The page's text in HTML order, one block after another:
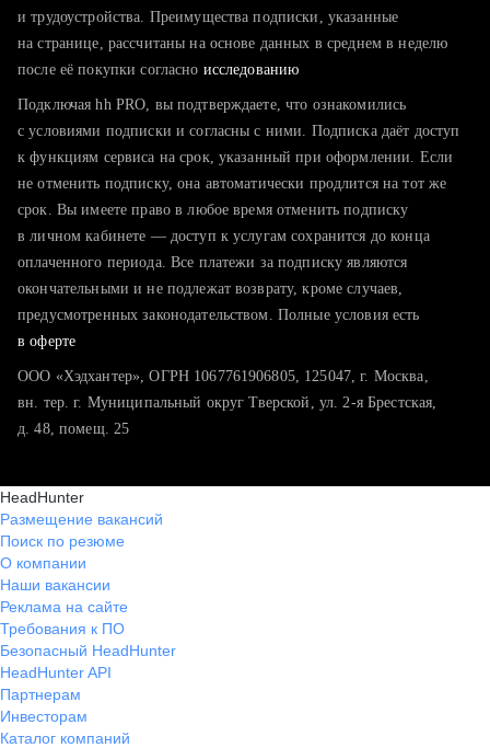
тратите много времени на поиск и вручную поднимаете
хотите сравнить себя с конкурентами и оценить шансы
и трудоустройства. Преимущества подписки, указанные
на странице, рассчитаны на основе данных в среднем в неделю
после её покупки согласно исследованию
Подключая hh PRO, вы подтверждаете, что ознакомились
с условиями подписки и согласны с ними. Подписка даёт доступ
к функциям сервиса на срок, указанный при оформлении. Если
не отменить подписку, она автоматически продлится на тот же
срок. Вы имеете право в любое время отменить подписку
в личном кабинете — доступ к услугам сохранится до конца
оплаченного периода. Все платежи за подписку являются
окончательными и не подлежат возврату, кроме случаев,
предусмотренных законодательством. Полные условия есть
в оферте
ООО «Хэдхантер», ОГРН 1067761906805, 125047, г. Москва,
вн. тер. г. Муниципальный округ Тверской, ул. 2-я Брестская,
д. 48, помещ. 25
HeadHunter
Размещение вакансий
Поиск по резюме
О компании
Наши вакансии
Реклама на сайте
Требования к ПО
Безопасный HeadHunter
HeadHunter API
Партнерам
Инвесторам
Каталог компаний